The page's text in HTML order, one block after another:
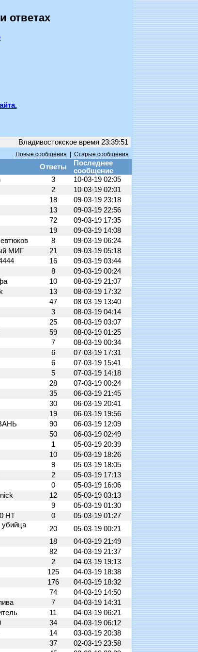
ответах
Владивостокское время 23:39:51
Новые сообщения Старые сообщения
Ответы
Последнее
сообщение
3
10-03-19 02:05
2
10-03-19 02:01
18
09-03-19 23:18
13
09-03-19 22:56
72
09-03-19 17:35
19
09-03-19 14:08
8
09-03-19 06:24
МИГ 21
09-03-19 05:18
16
09-03-19 03:44
8
09-03-19 00:24
10
08-03-19 21:07
13
08-03-19 17:32
47
08-03-19 13:40
3
08-03-19 04:14
25
08-03-19 03:07
59
08-03-19 01:25
7
08-03-19 00:34
6
07-03-19 17:31
6
07-03-19 15:41
5
07-03-19 14:18
28
07-03-19 00:24
35
06-03-19 21:45
30
06-03-19 20:41
19
06-03-19 19:56
90
06-03-19 12:09
50
06-03-19 02:49
1
05-03-19 20:39
10
05-03-19 18:26
9
05-03-19 18:05
2
05-03-19 17:13
0
05-03-19 16:06
12
05-03-19 03:13
9
05-03-19 01:30
HT 0
05-03-19 01:27
20
05-03-19 00:21
18
04-03-19 21:49
82
04-03-19 21:37
2
04-03-19 19:13
125
04-03-19 18:38
176
04-03-19 18:32
74
04-03-19 14:50
7
04-03-19 14:31
11
04-03-19 06:21
34
04-03-19 06:12
14
03-03-19 20:38
37
02-03-19 23:58